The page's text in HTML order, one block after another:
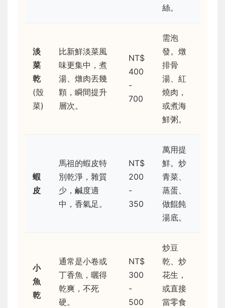
絲。
淡
菜
乾
(殼
菜)
比新鮮淡菜風
味更集中，煮
湯、燉肉丟幾
顆，瞬間提升
層次。
NT$
400
-
700
需泡
發。燉
排骨
湯、紅
燒肉，
或煮海
鮮粥。
蝦
皮
馬祖的蝦皮特
別乾淨，雜質
少，鹹度適
中，香氣足。
NT$
200
-
350
萬用提
鮮。炒
青菜、
蒸蛋、
做餛飩
湯底。
小
魚
乾
通常是小卷或
丁香魚，曬得
乾爽，不死
硬。
NT$
300
-
500
炒豆
乾、炒
花生，
或直接
當零食